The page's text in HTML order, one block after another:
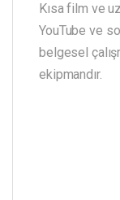
Kısa film ve
YouTube ve
belgesel
ekipmandır.